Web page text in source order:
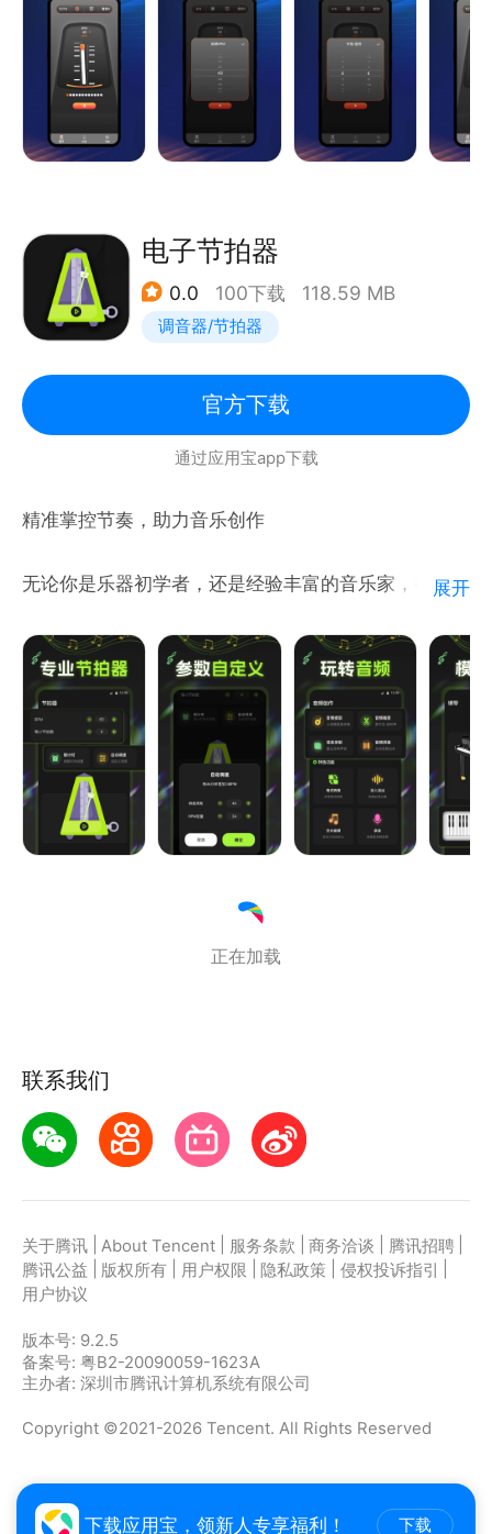
- 内置多种不同速度&节拍；
- 多种节奏供您选择；
- 支持多种不同音色；
- 简单精美的操作界面；
电子节拍器
0.0 100下载 118.59 MB
调音器/节拍器
官方下载
通过应用宝app下载
精准掌控节奏，助力音乐创作
无论你是乐器初学者，还是经验丰富的音乐家，都能成
的节拍控制，你可以轻松设定节拍速度，选择不同的节
奏模式，适应各类音乐风格的需求。
展开
正在加载
联系我们
关于腾讯 About Tencent 服务条款 商务洽谈 腾讯招聘
腾讯公益
版权所有 用户权限 隐私政策 侵权投诉指引
用户协议
版本号: 9.2.5
备案号: 粤B2-20090059-1623A
主办者: 深圳市腾讯计算机系统有限公司
Copyright ©2021-2026 Tencent. All Rights Reserved
下载应用宝，领新人专享福利！ 下载